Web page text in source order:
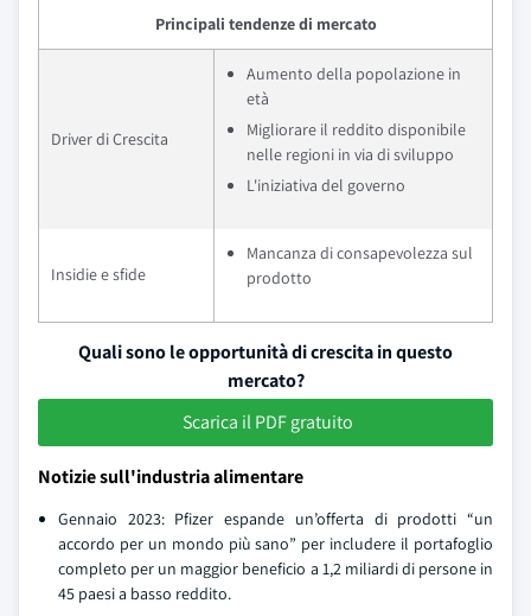
Principali tendenze di mercato
Driver di Crescita
Aumento della popolazione in
età
Migliorare il reddito disponibile
nelle regioni in via di sviluppo
L'iniziativa del governo
Insidie e sfide
Mancanza di consapevolezza sul
prodotto
Quali sono le opportunità di crescita in questo
mercato?
Scarica il PDF gratuito
Notizie sull'industria alimentare
Gennaio 2023: Pfizer espande un’offerta di prodotti “un
accordo per un mondo più sano” per includere il portafoglio
completo per un maggior beneficio a 1,2 miliardi di persone in
45 paesi a basso reddito.